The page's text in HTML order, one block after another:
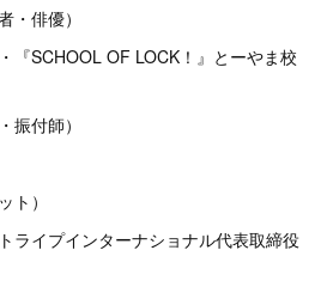
・俳優）
『SCHOOL OF LOCK！』とーやま校
振付師）
ト）
ライプインターナショナル代表取締役